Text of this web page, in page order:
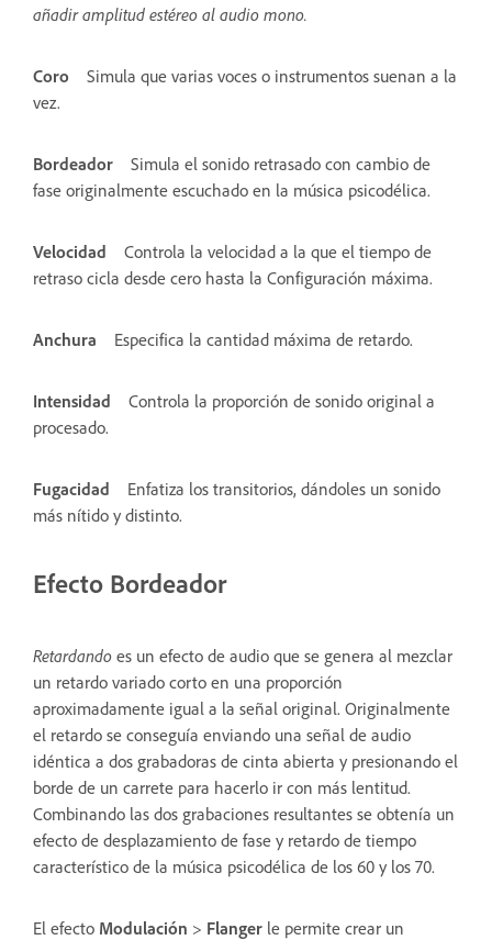
añadir amplitud estéreo al audio mono.
Coro
Simula que varias voces o instrumentos suenan a la
vez.
Bordeador
Simula el sonido retrasado con cambio de
fase originalmente escuchado en la música psicodélica.
Velocidad
Controla la velocidad a la que el tiempo de
retraso cicla desde cero hasta la Configuración máxima.
Anchura Especifica la cantidad máxima de retardo.
Intensidad
Controla la proporción de sonido original a
procesado.
Fugacidad
Enfatiza los transitorios, dándoles un sonido
más nítido y distinto.
Efecto Bordeador
Retardando es un efecto de audio que se genera al mezclar
un retardo variado corto en una proporción
aproximadamente igual a la señal original. Originalmente
el retardo se conseguía enviando una señal de audio
idéntica a dos grabadoras de cinta abierta y presionando el
borde de un carrete para hacerlo ir con más lentitud.
Combinando las dos grabaciones resultantes se obtenía un
efecto de desplazamiento de fase y retardo de tiempo
característico de la música psicodélica de los 60 y los 70.
El efecto Modulación > Flanger le permite crear un